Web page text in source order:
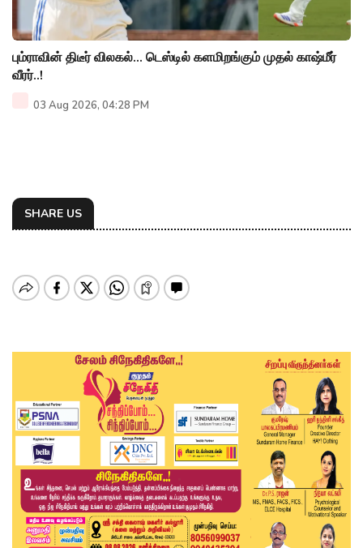
பும்ராவின் திடீர் விலகல்... டெஸ்டில் களமிறங்கும் முதல் காஷ்மீர்
வீரர்..!
03 Aug 2026, 04:28 PM
SHARE US